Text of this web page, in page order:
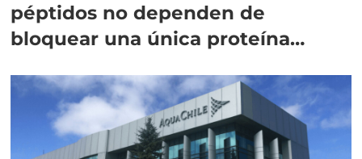
péptidos no dependen de
bloquear una única proteína